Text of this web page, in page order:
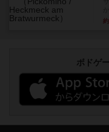
ボドゲ